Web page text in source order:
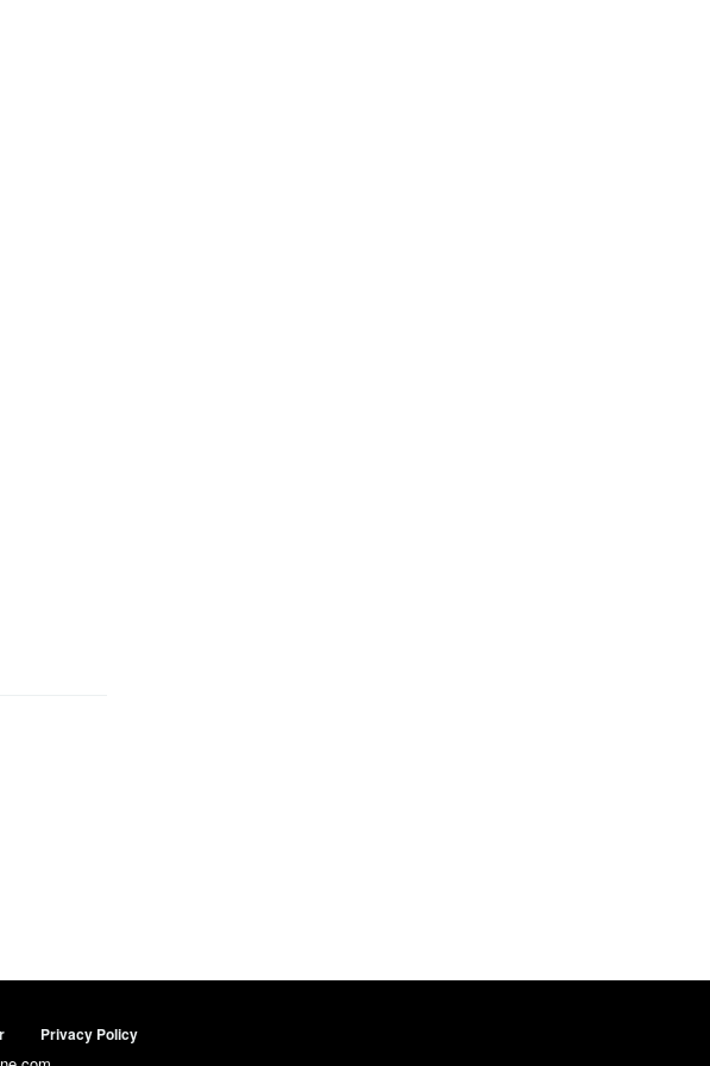
Privacy Policy